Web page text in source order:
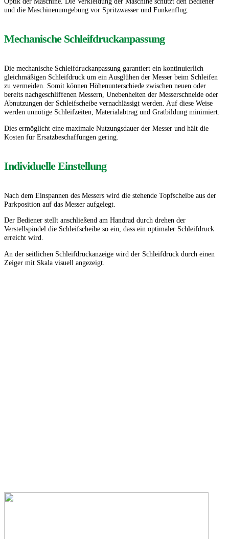
und die Maschinenumgebung vor Spritzwasser und Funkenflug.
Mechanische Schleifdruckanpassung
Die mechanische Schleifdruckanpassung garantiert ein kontinuierlich
gleichmäßigen Schleifdruck um ein Ausglühen der Messer beim Schleifen
zu vermeiden. Somit können Höhenunterschiede zwischen neuen oder
bereits nachgeschliffenen Messern, Unebenheiten der Messerschneide oder
Abnutzungen der Schleifscheibe vernachlässigt werden. Auf diese Weise
werden unnötige Schleifzeiten, Materialabtrag und Gratbildung minimiert.
Dies ermöglicht eine maximale Nutzungsdauer der Messer und hält die
Kosten für Ersatzbeschaffungen gering.
Individuelle Einstellung
Nach dem Einspannen des Messers wird die stehende Topfscheibe aus der
Parkposition auf das Messer aufgelegt.
Der Bediener stellt anschließend am Handrad durch drehen der
Verstellspindel die Schleifscheibe so ein, dass ein optimaler Schleifdruck
erreicht wird.
An der seitlichen Schleifdruckanzeige wird der Schleifdruck durch einen
Zeiger mit Skala visuell angezeigt.